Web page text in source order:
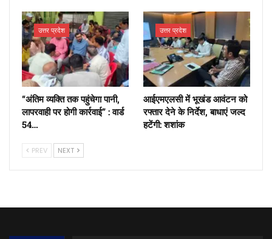
उत्तर प्रदेश
“अंतिम व्यक्ति तक पहुंचेगा पानी,
लापरवाही पर होगी कार्रवाई” : वार्ड
54…
उत्तर प्रदेश
आईएमएलसी में भूखंड आवंटन को
रफ्तार देने के निर्देश, बाधाएं जल्द
हटेंगी: शशांक
PREV NEXT